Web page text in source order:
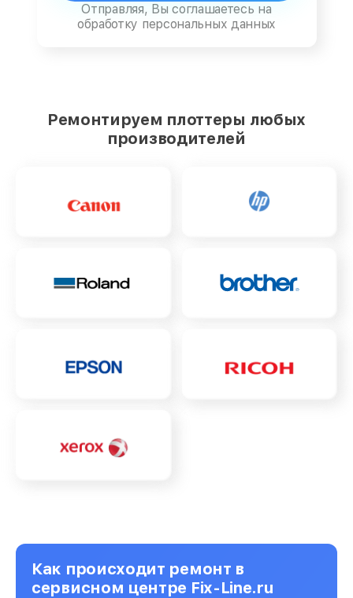
Отправляя, Вы соглашаетесь на
обработку персональных данных
Ремонтируем плоттеры любых
производителей
Как происходит ремонт в
сервисном центре Fix-Line.ru